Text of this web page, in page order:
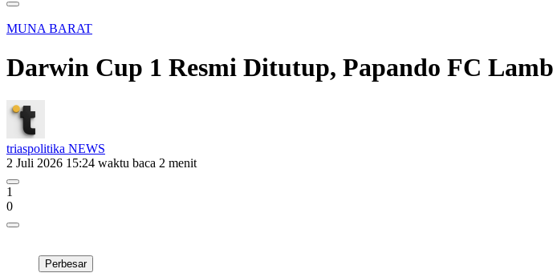
MUNA BARAT
Darwin Cup 1 Resmi Ditutup, Papando FC
triaspolitika NEWS
2 Juli 2026 15:24 waktu baca 2 menit
1
0
Perbesar